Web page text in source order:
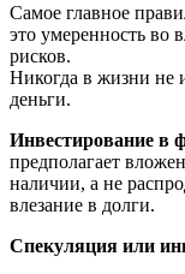
Самое главное
это умеренность во
рисков.
Никогда в жизни не
деньги.
Инвестирование в
предполагает
наличии, а не
влезание в долги.
Спекуляция или